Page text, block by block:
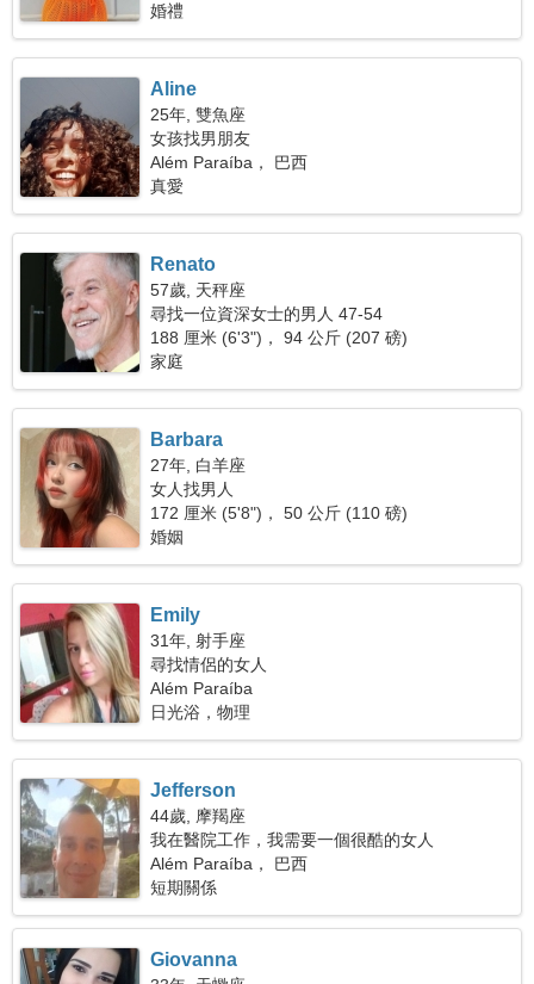
婚禮
Aline
25年, 雙魚座
女孩找男朋友
Além Paraíba， 巴西
真愛
Renato
57歲, 天秤座
尋找一位資深女士的男人 47-54
188 厘米 (6'3")， 94 公斤 (207 磅)
家庭
Barbara
27年, 白羊座
女人找男人
172 厘米 (5'8")， 50 公斤 (110 磅)
婚姻
Emily
31年, 射手座
尋找情侶的女人
Além Paraíba
日光浴，物理
Jefferson
44歲, 摩羯座
我在醫院工作，我需要一個很酷的女人
Além Paraíba， 巴西
短期關係
Giovanna